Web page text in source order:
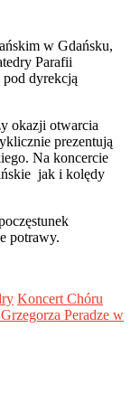
w Gdańsku,
Parafii
pod dyrekcją
okazji otwarcia
prezentują
Na koncercie
jak i kolędy
potrawy.
Koncert Chóru
Peradze w